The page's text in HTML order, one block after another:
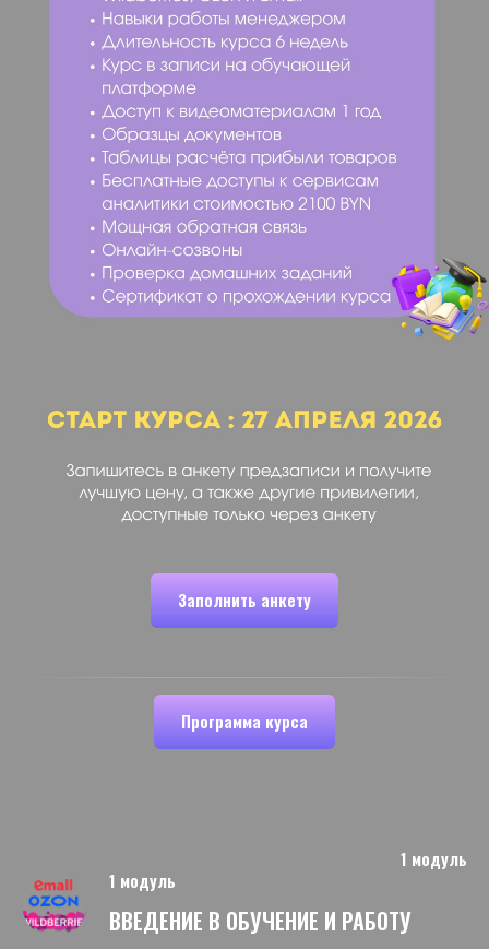
Заполнить анкету
Программа курса
1 модуль
1 модуль
ВВЕДЕНИЕ В ОБУЧЕНИЕ И РАБОТУ